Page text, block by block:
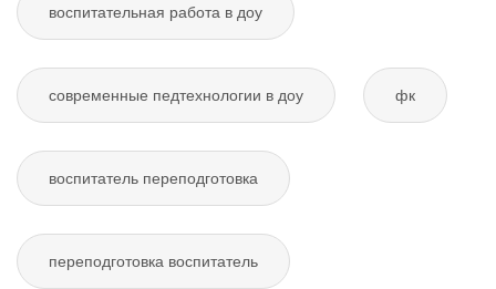
воспитательная работа в доу
современные педтехнологии в доу фк
воспитатель переподготовка
переподготовка воспитатель